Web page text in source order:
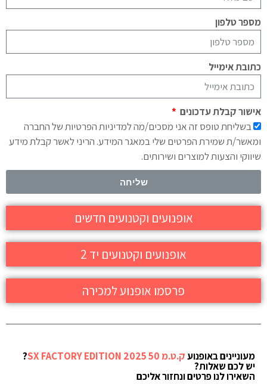
מספר טלפון
כתובת אימייל
אישור קבלת עדכונים
בשליחת טופס זה אני מסכים/מה למדיניות הפרטיות של החברה
ומאשר/ת שמירת הפרטים שלי במאגר המידע. הריני לאשר קבלת מידע
שיווקי והצעות למוצרים ושירותים.
שליחה
אופנועים וקטנועים חדשים
אופנועים וקטנועים יד 2
פרסמו אופנוע למכירה
מעוניינים באופנועק.ט.מ 50 SX FACTORY EDITION 2025 ?
יש לכם שאלות?
השאירו לנו פרטים ונחזור אליכם